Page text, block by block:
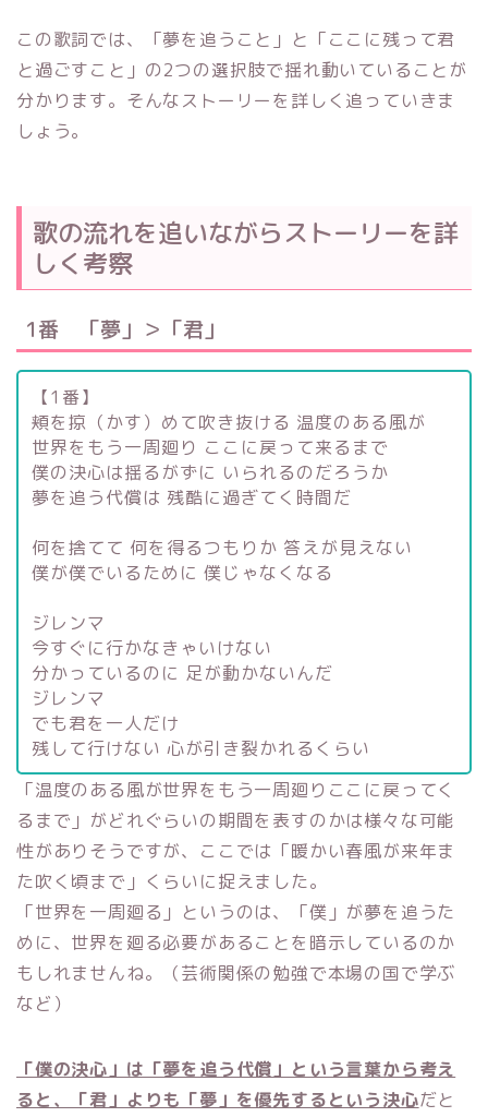
この歌詞では、「夢を追うこと」と「ここに残って君
と過ごすこと」の2つの選択肢で揺れ動いていることが
分かります。そんなストーリーを詳しく追っていきま
しょう。
歌の流れを追いながらストーリーを詳
しく考察
1番 「夢」＞「君」
【1番】
頬を掠（かす）めて吹き抜ける 温度のある風が
世界をもう一周廻り ここに戻って来るまで
僕の決心は揺るがずに いられるのだろうか
夢を追う代償は 残酷に過ぎてく時間だ
何を捨てて 何を得るつもりか 答えが見えない
僕が僕でいるために 僕じゃなくなる
ジレンマ
今すぐに行かなきゃいけない
分かっているのに 足が動かないんだ
ジレンマ
でも君を一人だけ
残して行けない 心が引き裂かれるくらい
「温度のある風が世界をもう一周廻りここに戻ってく
るまで」がどれぐらいの期間を表すのかは様々な可能
性がありそうですが、ここでは「暖かい春風が来年ま
た吹く頃まで」くらいに捉えました。
「世界を一周廻る」というのは、「僕」が夢を追うた
めに、世界を廻る必要があることを暗示しているのか
もしれませんね。（芸術関係の勉強で本場の国で学ぶ
など）
「僕の決心」は「夢を追う代償」という言葉から考え
ると、「君」よりも「夢」を優先するという決心だと